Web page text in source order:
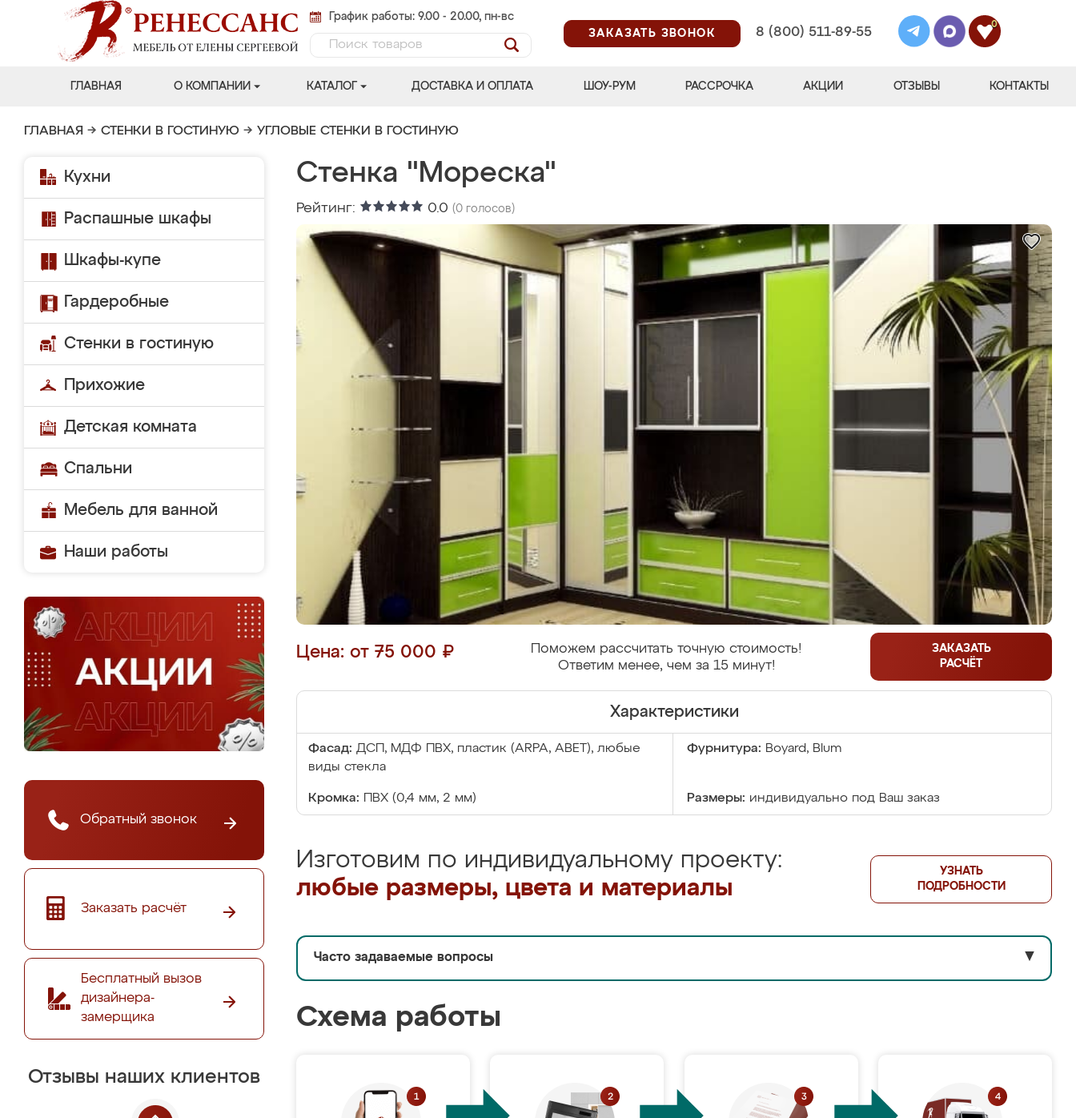
График работы: 9.00 - 20.00, пн-вс
ЗАКАЗАТЬ ЗВОНОК
8 (800) 511-89-55
0
ГЛАВНАЯ О КОМПАНИИ КАТАЛОГ ДОСТАВКА И ОПЛАТА ШОУ-РУМ РАССРОЧКА АКЦИИ ОТЗЫВЫ КОНТАКТЫ
ГЛАВНАЯ → СТЕНКИ В ГОСТИНУЮ → УГЛОВЫЕ СТЕНКИ В ГОСТИНУЮ
Кухни
Распашные шкафы
Шкафы-купе
Гардеробные
Стенки в гостиную
Прихожие
Детская комната
Спальни
Мебель для ванной
Наши работы
Обратный звонок
Заказать расчёт
Бесплатный вызов
дизайнера-
замерщика
Отзывы наших клиентов
Стенка "Мореска"
Рейтинг: 0.0 (0 голосов)
Цена: от 75 000 ₽
Поможем рассчитать точную стоимость!
Ответим менее, чем за 15 минут!
ЗАКАЗАТЬ
РАСЧЁТ
Характеристики
Фасад: ДСП, МДФ ПВХ, пластик (ARPA, ABET), любые
виды стекла
Фурнитура: Boyard, Blum
Кромка: ПВХ (0,4 мм, 2 мм) Размеры: индивидуально под Ваш заказ
Изготовим по индивидуальному проекту:
любые размеры, цвета и материалы
УЗНАТЬ
ПОДРОБНОСТИ
Часто задаваемые вопросы ▼
Схема работы